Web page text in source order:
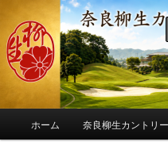
ン
コ
ン
へ
奈良柳生カン
ブログ
季節の話題、クラブの出来事
筆、喜怒哀楽などを気まぐれに
ホーム 奈良柳生カントリ